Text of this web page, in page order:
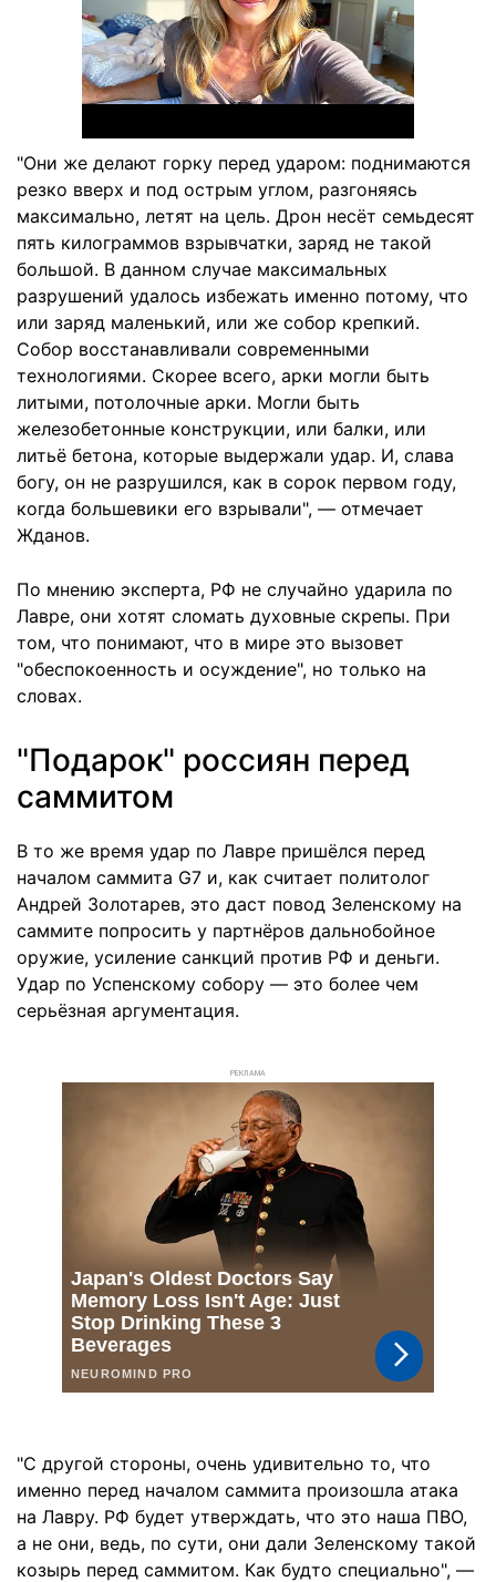
"Они же делают горку перед ударом: поднимаются
резко вверх и под острым углом, разгоняясь
максимально, летят на цель. Дрон несёт семьдесят
пять килограммов взрывчатки, заряд не такой
большой. В данном случае максимальных
разрушений удалось избежать именно потому, что
или заряд маленький, или же собор крепкий.
Собор восстанавливали современными
технологиями. Скорее всего, арки могли быть
литыми, потолочные арки. Могли быть
железобетонные конструкции, или балки, или
литьё бетона, которые выдержали удар. И, слава
богу, он не разрушился, как в сорок первом году,
когда большевики его взрывали", — отмечает
Жданов.
По мнению эксперта, РФ не случайно ударила по
Лавре, они хотят сломать духовные скрепы. При
том, что понимают, что в мире это вызовет
"обеспокоенность и осуждение", но только на
словах.
"Подарок" россиян перед
саммитом
В то же время удар по Лавре пришёлся перед
началом саммита G7 и, как считает политолог
Андрей Золотарев, это даст повод Зеленскому на
саммите попросить у партнёров дальнобойное
оружие, усиление санкций против РФ и деньги.
Удар по Успенскому собору — это более чем
серьёзная аргументация.
РЕКЛАМА
"С другой стороны, очень удивительно то, что
именно перед началом саммита произошла атака
на Лавру. РФ будет утверждать, что это наша ПВО,
а не они, ведь, по сути, они дали Зеленскому такой
козырь перед саммитом. Как будто специально", —